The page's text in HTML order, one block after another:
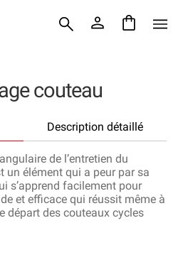
couteau
Description détaillé
de l’entretien du
un élément qui a peur par sa
s’apprend facilement pour
et efficace qui réussit même à
départ des couteaux cycles